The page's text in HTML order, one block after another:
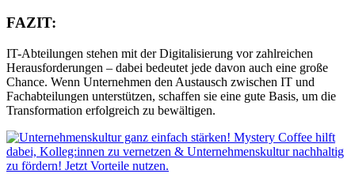
FAZIT:
IT-Abteilungen stehen mit der Digitalisierung vor zahlreichen
Herausforderungen – dabei bedeutet jede davon auch eine große
Chance. Wenn Unternehmen den Austausch zwischen IT und
Fachabteilungen unterstützen, schaffen sie eine gute Basis, um die
Transformation erfolgreich zu bewältigen.